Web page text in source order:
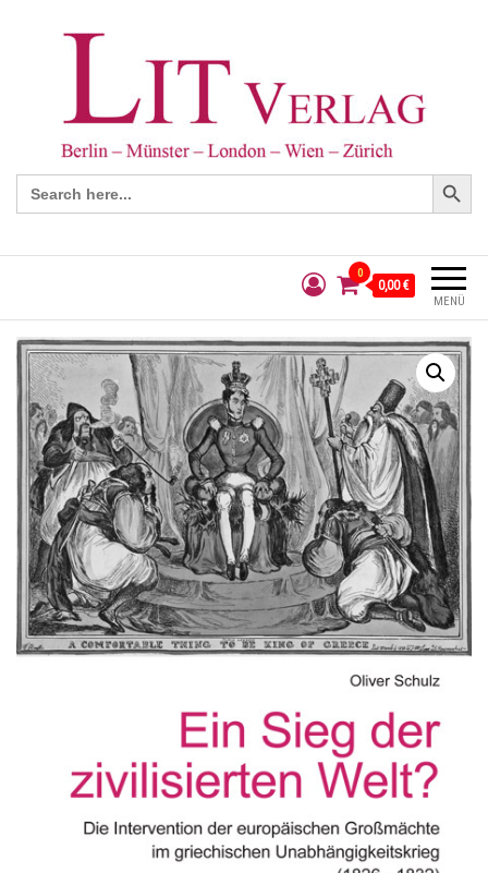
Search
for:
Search Button
MENÜ
0
0,00 €